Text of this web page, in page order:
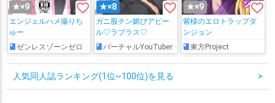
★×9 favorite_border
エンジェルハメ撮りち
ゅー
ゼンレスゾーンゼロ
★×8 favorite_border
ガニ股チン媚びアピー
ル♡ラプラス♡
バーチャルYouTuber
★×9 favorite_border
紫様のエロトラップダ
ンジョン
東方Project
人気同人誌ランキング(1位~100位)を見る >